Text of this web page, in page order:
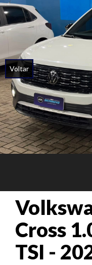
Voltar
Cross
TSI -